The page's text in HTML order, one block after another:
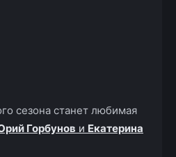
сезона станет любимая
Горбунов и Екатерина